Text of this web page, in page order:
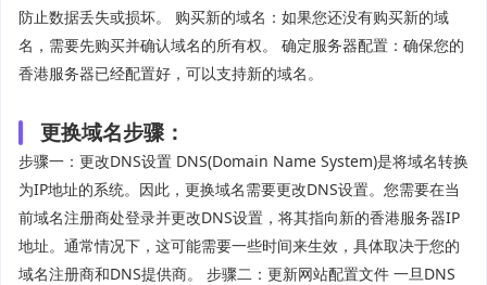
防止数据丢失或损坏。 购买新的域名：如果您还没有购买新的域
名，需要先购买并确认域名的所有权。 确定服务器配置：确保您的
香港服务器已经配置好，可以支持新的域名。
更换域名步骤：
步骤一：更改DNS设置 DNS(Domain Name System)是将域名转换
为IP地址的系统。因此，更换域名需要更改DNS设置。您需要在当
前域名注册商处登录并更改DNS设置，将其指向新的香港服务器IP
地址。通常情况下，这可能需要一些时间来生效，具体取决于您的
域名注册商和DNS提供商。 步骤二：更新网站配置文件 一旦DNS